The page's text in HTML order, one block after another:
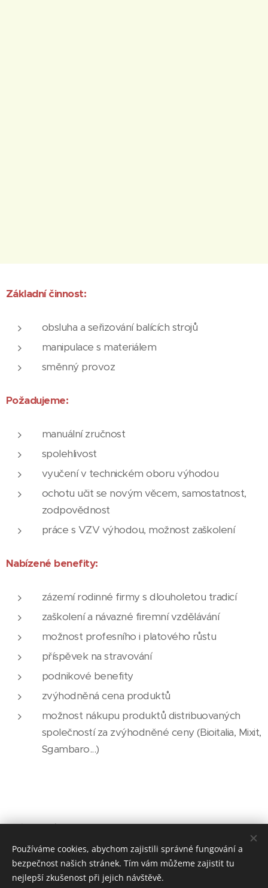
Základní činnost:
obsluha a seřizování balících strojů
manipulace s materiálem
směnný provoz
Požadujeme:
manuální zručnost
spolehlivost
vyučení v technickém oboru výhodou
ochotu učit se novým věcem, samostatnost,
zodpovědnost
práce s VZV výhodou, možnost zaškolení
Nabízené benefity:
zázemí rodinné firmy s dlouholetou tradicí
zaškolení a návazné firemní vzdělávání
možnost profesního i platového růstu
příspěvek na stravování
podnikové benefity
zvýhodněná cena produktů
možnost nákupu produktů distribuovaných
společností za zvýhodněné ceny (Bioitalia, Mixit,
Sgambaro...)
Jméno a příjmení
E-mail
Používáme cookies, abychom zajistili správné fungování a
bezpečnost našich stránek. Tím vám můžeme zajistit tu
nejlepší zkušenost při jejich návštěvě.